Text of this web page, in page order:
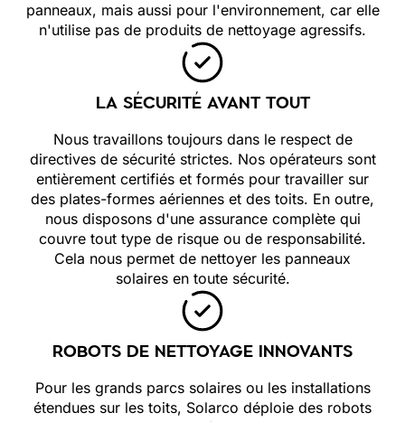
panneaux, mais aussi pour l'environnement, car elle
n'utilise pas de produits de nettoyage agressifs.
LA SÉCURITÉ AVANT TOUT
Nous travaillons toujours dans le respect de
directives de sécurité strictes. Nos opérateurs sont
entièrement certifiés et formés pour travailler sur
des plates-formes aériennes et des toits. En outre,
nous disposons d'une assurance complète qui
couvre tout type de risque ou de responsabilité.
Cela nous permet de nettoyer les panneaux
solaires en toute sécurité.
ROBOTS DE NETTOYAGE INNOVANTS
Pour les grands parcs solaires ou les installations
étendues sur les toits, Solarco déploie des robots